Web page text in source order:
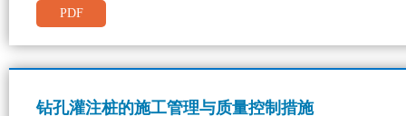
PDF
钻孔灌注桩的施工管理与质量控制措施